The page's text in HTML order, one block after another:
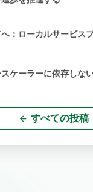
：ローカルサービス
ケーラーに依存しな
すべての投稿